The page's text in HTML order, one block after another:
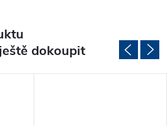
dokoupit